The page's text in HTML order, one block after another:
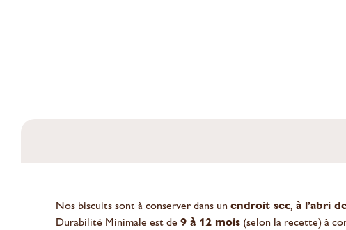
Nos biscuits sont à conserver dans un endroit sec, à l’abri
Durabilité Minimale est de 9 à 12 mois (selon la recette) à